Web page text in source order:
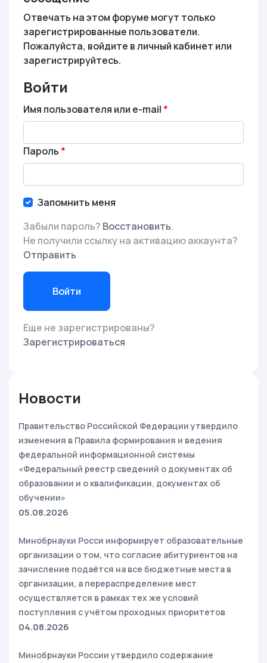
Отвечать на этом форуме могут только
зарегистрированные пользователи.
Пожалуйста, войдите в личный кабинет или
зарегистрируйтесь.
Войти
Имя пользователя или e-mail
Пароль
Запомнить меня
Забыли пароль? Восстановить.
Не получили ссылку на активацию аккаунта?
Отправить
Войти
Еще не зарегистрированы?
Зарегистрироваться
Новости
Правительство Российской Федерации утвердило
изменения в Правила формирования и ведения
федеральной информационной системы
«Федеральный реестр сведений о документах об
образовании и о квалификации, документах об
обучении»
05.08.2026
Минобрнауки Росси информирует образовательные
организации о том, что согласие абитуриентов на
зачисление подаётся на все бюджетные места в
организации, а перераспределение мест
осуществляется в рамках тех же условий
поступления с учётом проходных приоритетов
04.08.2026
Минобрнауки России утвердило содержание